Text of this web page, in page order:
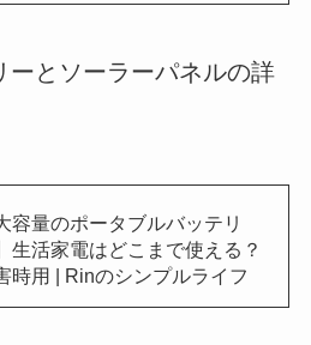
ーとソーラーパネルの詳
容量のポータブルバッテリ
生活家電はどこまで使える？
時用 | Rinのシンプルライフ